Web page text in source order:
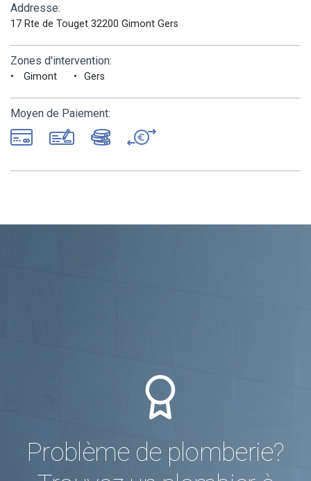
Addresse:
17 Rte de Touget 32200 Gimont Gers
Zones d'intervention:
Gimont Gers
Moyen de Paiement:
Problème de plomberie?